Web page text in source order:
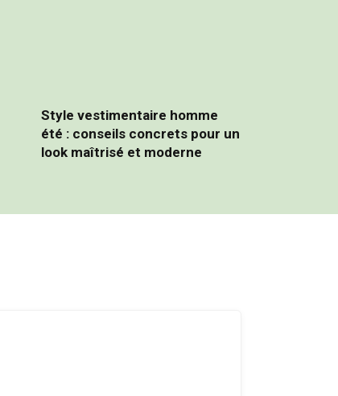
Style vestimentaire homme
été : conseils concrets pour un
look maîtrisé et moderne